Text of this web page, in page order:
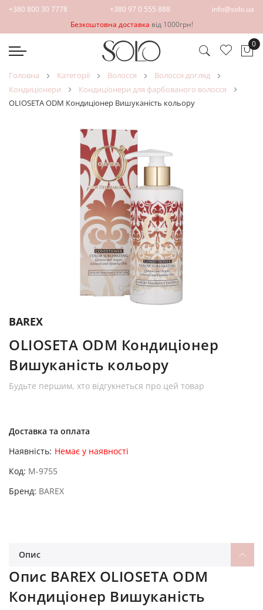
+380 800 30 7778 +380 97 0 555 888
info@solo.ua
Безкоштовна доставка від 1000грн!
0
головна категорії волосся
волосся догляд
кондиціонери
кондиціонери для фарбованого волосся
OLIOSETA ODM Кондиціонер Вишуканість кольору
BAREX
OLIOSETA ODM Кондиціонер
Вишуканість кольору
Будьте першим, хто відгукнеться про цей товар
Доставка та оплата
Наявність: Немає у наявності
Код M-9755
Бренд BAREX
Опис
Опис BAREX OLIOSETA ODM
Кондиціонер Вишуканість